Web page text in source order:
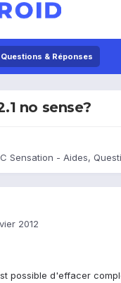
& Réponses
no sense?
Sensation - Aides,
2012
possible d'effacer